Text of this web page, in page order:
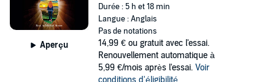
Aperçu
Durée : 5 h et 18 min
Langue : Anglais
Pas de notations
14,99 € ou gratuit avec l'essai.
Renouvellement automatique à
5,99 €/mois après l'essai. Voir
conditions d'éligibilité